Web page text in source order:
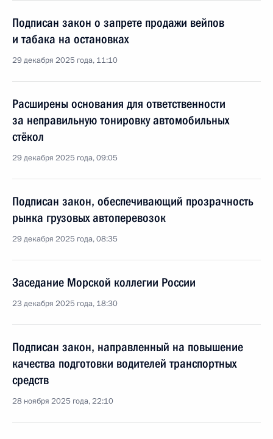
Подписан закон о запрете продажи вейпов
и табака на остановках
29 декабря 2025 года, 11:10
Расширены основания для ответственности
за неправильную тонировку автомобильных
стёкол
29 декабря 2025 года, 09:05
Подписан закон, обеспечивающий прозрачность
рынка грузовых автоперевозок
29 декабря 2025 года, 08:35
Заседание Морской коллегии России
23 декабря 2025 года, 18:30
Подписан закон, направленный на повышение
качества подготовки водителей транспортных
средств
28 ноября 2025 года, 22:10